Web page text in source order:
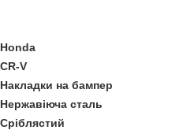
Honda
CR-V
Накладки на бампер
Нержавіюча сталь
Сріблястий